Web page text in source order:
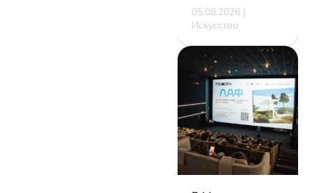
05.08.2026 |
Искусство